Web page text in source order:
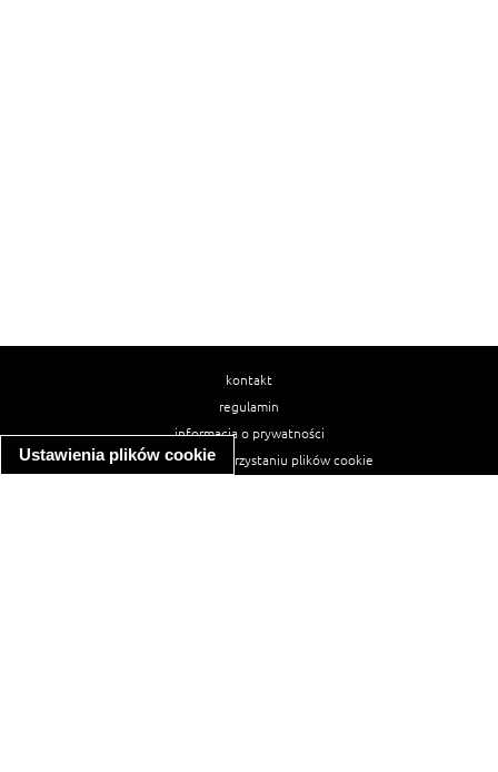
Ustawienia plików cookie
kontakt
regulamin
informacja o prywatności
informacja o wykorzystaniu plików cookie